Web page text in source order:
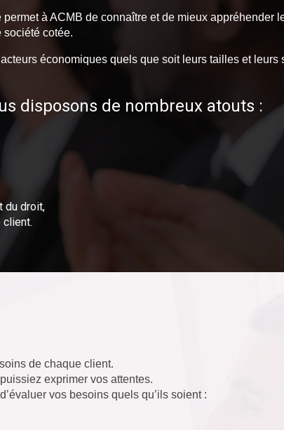
à ACMB de connaître et de mieux appréhender
société cotée.
économiques quels que soit leurs tailles et leurs
disposons de nombreux atouts :
du droit,
client.
de chaque client.
exprimer vos attentes.
vos besoins quels qu’ils soient :